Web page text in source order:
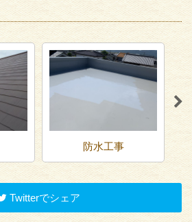
防水工事
Twitterでシェア